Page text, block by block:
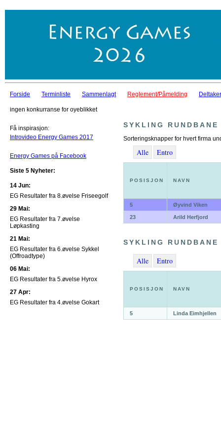
Forside Terminliste Sammenlagt Reglement/Påmelding
ingen konkurranse for oyeblikket
Få inspirasjon:
Introvideo Energy Games 2017
Energy Games på Facebook
Siste 5 Nyheter:
14 Jun:
EG Resultater fra 8.øvelse Friseegolf
29 Mai:
EG Resultater fra 7.øvelse
Løpkasting
21 Mai:
EG Resultater fra 6.øvelse Sykkel
(Offroadtype)
06 Mai:
EG Resultater fra 5.øvelse Hyrox
27 Apr:
EG Resultater fra 4.øvelse Gokart
SYKLING RUNDBANE
Sorteringsknapper for hvert firma
Alle Entro
POSISJON NAVN
5 Øyvind Viken
23 Arild Herfjord
SYKLING RUNDBANE
Alle Entro
POSISJON NAVN
5 Linda Eimhjellen